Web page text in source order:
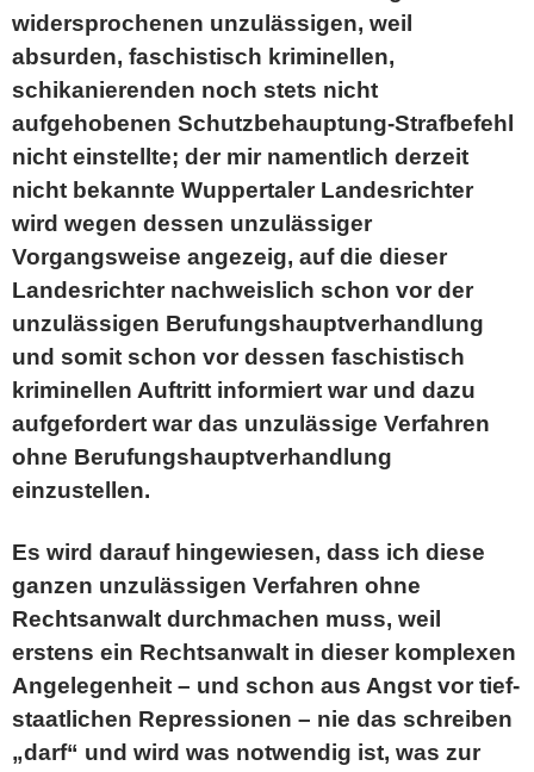
widersprochenen unzulässigen, weil
absurden, faschistisch kriminellen,
schikanierenden noch stets nicht
aufgehobenen Schutzbehauptung-Strafbefehl
nicht einstellte; der mir namentlich derzeit
nicht bekannte Wuppertaler Landesrichter
wird wegen dessen unzulässiger
Vorgangsweise angezeig, auf die dieser
Landesrichter nachweislich schon vor der
unzulässigen Berufungshauptverhandlung
und somit schon vor dessen faschistisch
kriminellen Auftritt informiert war und dazu
aufgefordert war das unzulässige Verfahren
ohne Berufungshauptverhandlung
einzustellen.
Es wird darauf hingewiesen, dass ich diese
ganzen unzulässigen Verfahren ohne
Rechtsanwalt durchmachen muss, weil
erstens ein Rechtsanwalt in dieser komplexen
Angelegenheit – und schon aus Angst vor tief-
staatlichen Repressionen – nie das schreiben
„darf“ und wird was notwendig ist, was zur